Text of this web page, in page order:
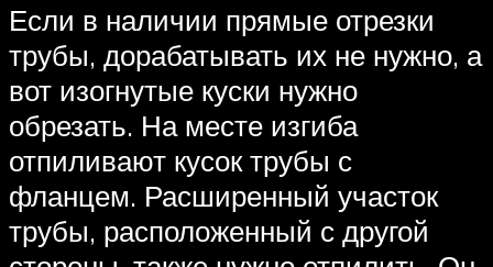
Если в наличии прямые отрезки
трубы, дорабатывать их не нужно, а
вот изогнутые куски нужно
обрезать. На месте изгиба
отпиливают кусок трубы с
фланцем. Расширенный участок
трубы, расположенный с другой